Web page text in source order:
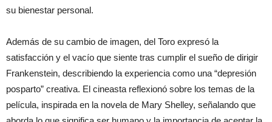
su bienestar personal.
Además de su cambio de imagen, del Toro expresó la
satisfacción y el vacío que siente tras cumplir el sueño de dirigir
Frankenstein, describiendo la experiencia como una “depresión
posparto” creativa. El cineasta reflexionó sobre los temas de la
película, inspirada en la novela de Mary Shelley, señalando que